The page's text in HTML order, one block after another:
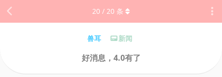
兽耳 新闻
好消息，4.0有了
20 / 20 条